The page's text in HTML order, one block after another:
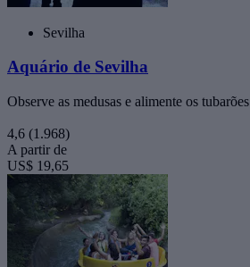
Sevilha
Aquário de Sevilha
Observe as medusas e alimente os tubarões
4,6 (1.968)
A partir de
US$ 19,65